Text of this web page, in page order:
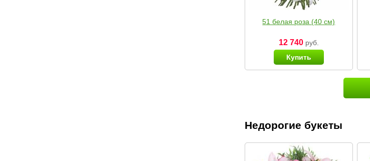
51 белая роза (40 см)
12 740руб.
Купить
Недорогие букеты